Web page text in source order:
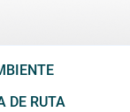
DE RUTA